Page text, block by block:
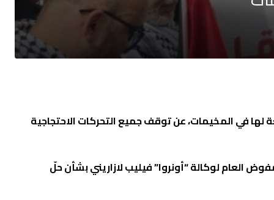
لها في المخيمات، عن توقف جميع التحركات الاحتجاجية
تم التوصل إليها مع المفوض العام لوكالة “أونروا” فيليب لازاريني بشأن حلّ